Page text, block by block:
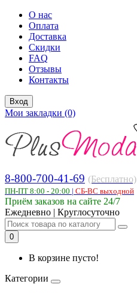
О нас
Оплата
Доставка
Скидки
FAQ
Отзывы
Контакты
Вход
Мои закладки (0)
8-800-700-41-69 (Бесплатно)
ПН-ПТ 8:00 - 20:00 | СБ-ВС выходной
Приём заказов на сайте 24/7
Ежедневно | Круглосуточно
0
В корзине пусто!
Категории